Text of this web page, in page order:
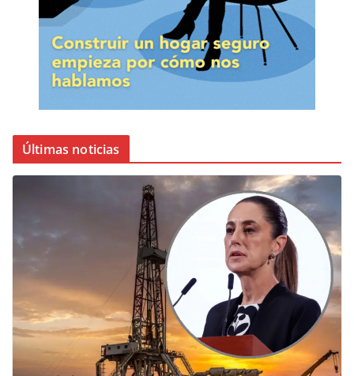
Últimas noticias